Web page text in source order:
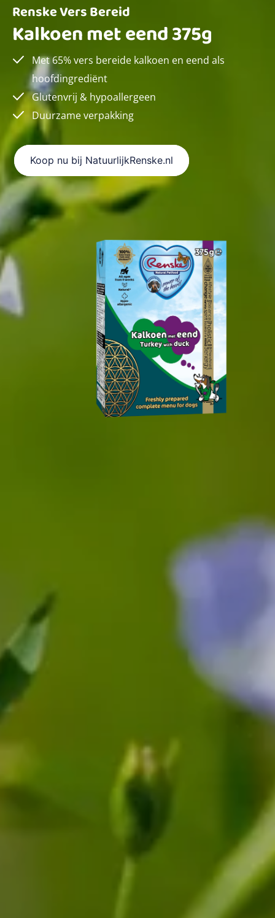
Renske Vers Bereid
Kalkoen met eend 375g
Met 65% vers bereide kalkoen en eend als
hoofdingrediënt
Glutenvrij & hypoallergeen
Duurzame verpakking
Koop nu bij NatuurlijkRenske.nl